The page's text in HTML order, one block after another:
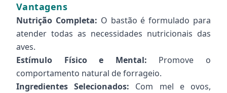
Vantagens
Nutrição Completa: O bastão é formulado para
atender todas as necessidades nutricionais das
aves.
Estímulo Físico e Mental: Promove o
comportamento natural de forrageio.
Ingredientes Selecionados: Com mel e ovos,